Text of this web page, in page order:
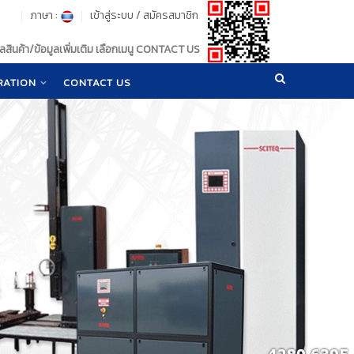
เข้าสู่ระบบ / สมัครสมาชิก
ภาษา :
นค้า/ข้อมูลเพิ่มเติม เลือกเมนู CONTACT US
CONTACT US